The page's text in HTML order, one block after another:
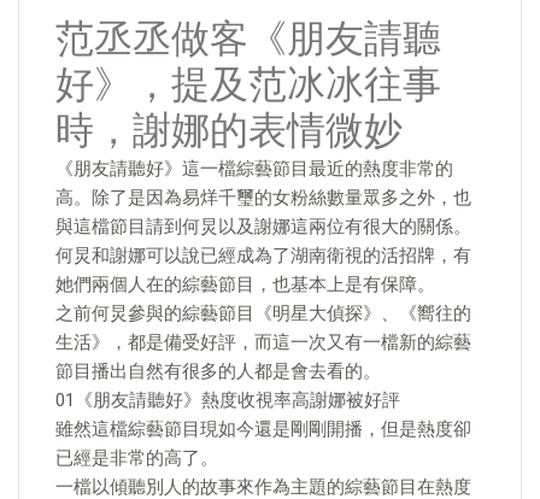
范丞丞做客《朋友請聽
好》，提及范冰冰往事
時，謝娜的表情微妙
《朋友請聽好》這一檔綜藝節目最近的熱度非常的
高。除了是因為易烊千璽的女粉絲數量眾多之外，也
與這檔節目請到何炅以及謝娜這兩位有很大的關係。
何炅和謝娜可以說已經成為了湖南衛視的活招牌，有
她們兩個人在的綜藝節目，也基本上是有保障。
之前何炅參與的綜藝節目《明星大偵探》、《嚮往的
生活》，都是備受好評，而這一次又有一檔新的綜藝
節目播出自然有很多的人都是會去看的。
01《朋友請聽好》熱度收視率高謝娜被好評
雖然這檔綜藝節目現如今還是剛剛開播，但是熱度卻
已經是非常的高了。
一檔以傾聽別人的故事來作為主題的綜藝節目在熱度